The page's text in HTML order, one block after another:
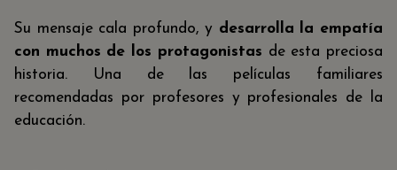
Su mensaje cala profundo, y desarrolla la empatía
con muchos de los protagonistas de esta preciosa
historia. Una de las películas familiares
recomendadas por profesores y profesionales de la
educación.